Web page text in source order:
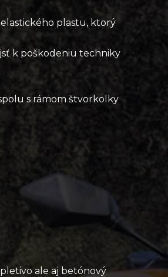
plastu, ktorý
k poškodeniu techniky
s rámom štvorkolky
ale aj betónový